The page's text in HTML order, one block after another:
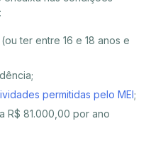
ter entre 16 e 18 anos e
permitidas pelo MEI;
R$ 81.000,00 por ano